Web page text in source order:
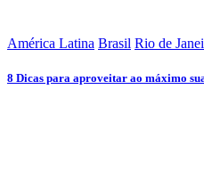
América Latina Brasil Rio de
8 Dicas para aproveitar ao máximo